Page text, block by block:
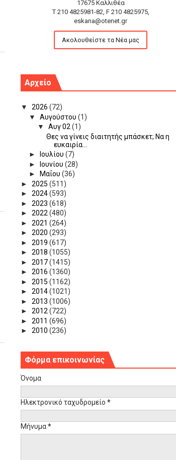
17675 Καλλιθέα
T 210 4825981-82, F 210 4825975,
eskana@otenet.gr
Ακολουθείστε τα Νέα μας
Αρχείο
▼ 2026 (72)
▼Αυγούστου(1)
▼Αυγ 02(1)
Θες να γίνεις διαιτητής μπάσκετ; Να η
ευκαιρία...
►
Ιουλίου(7)
►
Ιουνίου(28)
► Μαΐου(36)
► 2025 (511)
► 2024(593)
► 2023 (618)
► 2022(480)
► 2021 (264)
► 2020 (293)
► 2019 (617)
► 2018 (1055)
► 2017(1415)
► 2016 (1360)
► 2015 (1162)
► 2014(1021)
► 2013 (1006)
► 2012(722)
► 2011 (696)
► 2010 (236)
Φόρμα επικοινωνίας
Όνομα
Ηλεκτρονικό ταχυδρομείο *
Μήνυμα*